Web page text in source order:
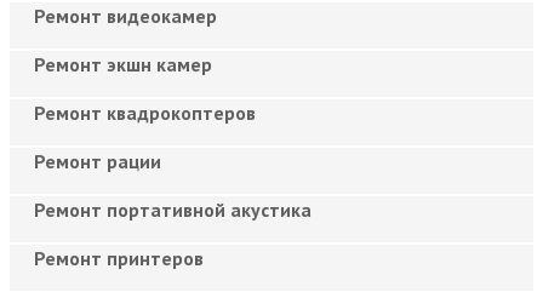
Ремонт видеокамер
Ремонт экшн камер
Ремонт квадрокоптеров
Ремонт рации
Ремонт портативной акустика
Ремонт принтеров